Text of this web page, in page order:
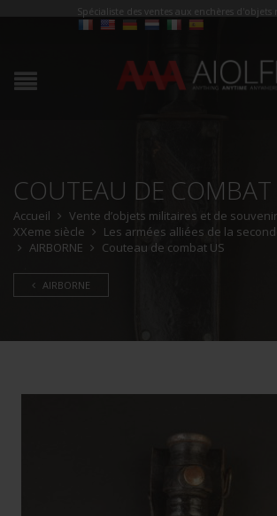
Spécialiste des ventes aux enchères d'objets
COUTEAU DE
Accueil
Vente d’objets militaires et de
XXeme siècle
Les armées alliées de la
AIRBORNE
Couteau de combat US
AIRBORNE